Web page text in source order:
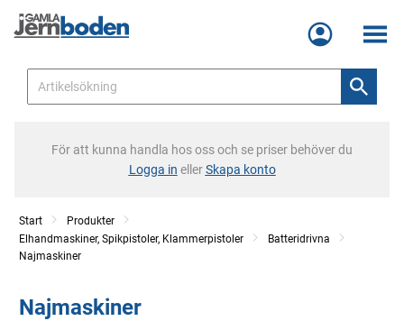
Meny
För att kunna handla hos oss och se priser behöver du
Logga in ellerSkapa konto
Start
Produkter
Elhandmaskiner, Spikpistoler, Klammerpistoler
Batteridrivna
Najmaskiner
Najmaskiner